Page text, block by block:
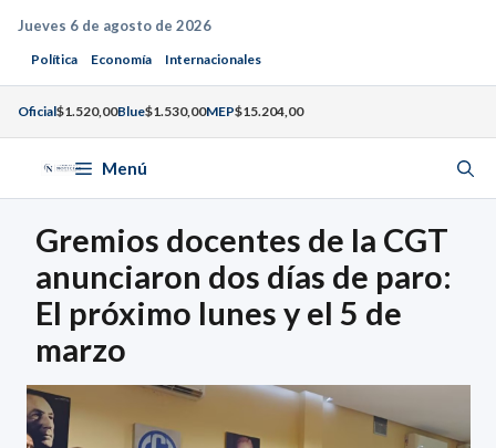
Saltar
contenido
Jueves 6 de agosto de 2026
Política Economía Internacionales
Oficial$1.520,00Blue$1.530,00MEP$15.204,00
Menú
Gremios docentes de la CGT
anunciaron dos días de paro:
El próximo lunes y el 5 de
marzo